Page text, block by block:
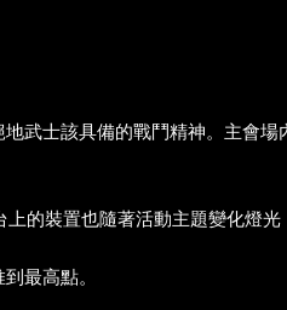
武士該具備的戰鬥精神。主會
的裝置也隨著活動主題變化燈光
最高點。